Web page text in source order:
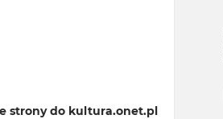
strony do kultura.onet.pl